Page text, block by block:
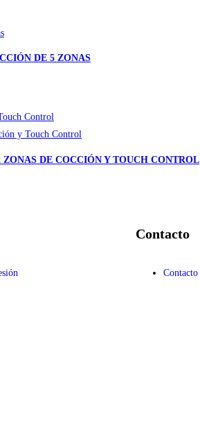
DE 5 ZONAS
DE COCCIÓN Y TOUCH CONTROL
Contacto
Contacto